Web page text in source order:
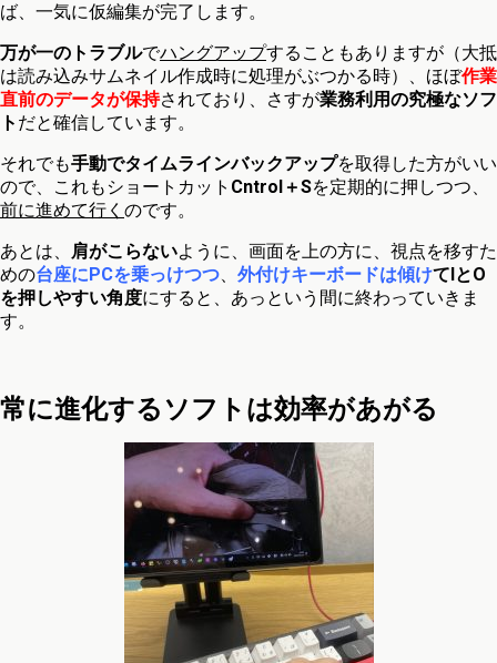
ば、一気に仮編集が完了します。
万が一のトラブルでハングアップすることもありますが（大抵
は読み込みサムネイル作成時に処理がぶつかる時）、ほぼ作業
直前のデータが保持されており、さすが業務利用の究極なソフ
ト だと確信しています。
それでも手動でタイムラインバックアップを取得した方がいい
ので、これもショートカット Cntrol＋Sを定期的に押しつつ、
前に進めて行く のです。
あとは、 肩がこらないように、画面を上の方に、視点を移すた
めの台座にPCを乗っけつつ、 外付けキーボードは傾けてIとO
を押しやすい角度にすると、あっという間に終わっていきま
す。
常に進化するソフトは効率があがる